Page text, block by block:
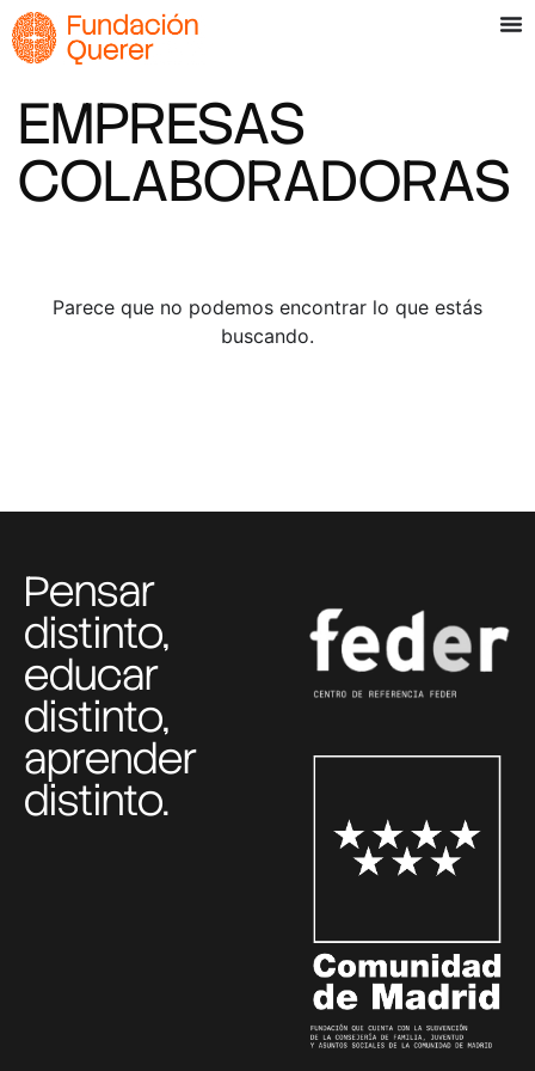
EMPRESAS
COLABORADORAS
Parece que no podemos encontrar lo que estás
buscando.
Pensar
distinto,
educar
distinto,
aprender
distinto.